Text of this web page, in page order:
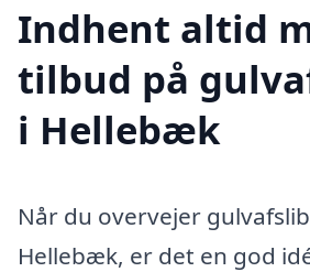
Indhent altid
tilbud på
i Hellebæk
Når du overvejer
Hellebæk, er det en god